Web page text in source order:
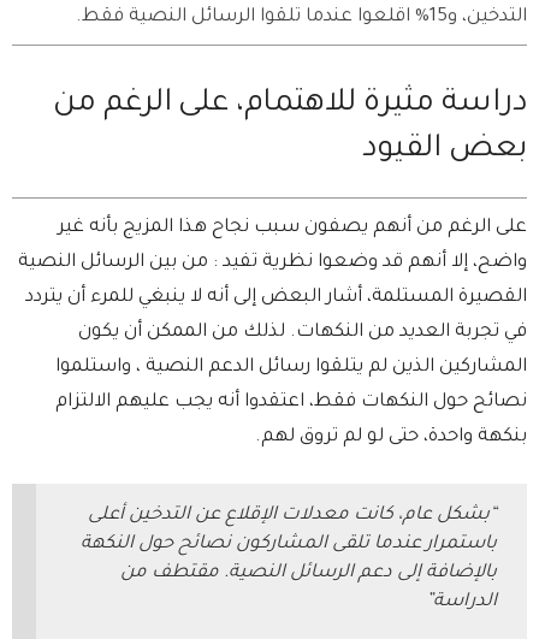
التدخين، و15% اقلعوا عندما تلقوا الرسائل النصية فقط.
دراسة مثيرة للاهتمام، على الرغم من
بعض القيود
على الرغم من أنهم يصفون سبب نجاح هذا المزيج بأنه غير
واضح، إلا أنهم قد وضعوا نظرية تفيد : من بين الرسائل النصية
القصيرة المستلمة، أشار البعض إلى أنه لا ينبغي للمرء أن يتردد
في تجربة العديد من النكهات. لذلك من الممكن أن يكون
المشاركين الذين لم يتلقوا رسائل الدعم النصية ، واستلموا
نصائح حول النكهات فقط، اعتقدوا أنه يجب عليهم الالتزام
بنكهة واحدة، حتى لو لم تروق لهم.
“بشكل عام، كانت معدلات الإقلاع عن التدخين أعلى
باستمرار عندما تلقى المشاركون نصائح حول النكهة
بالإضافة إلى دعم الرسائل النصية. مقتطف من
الدراسة”